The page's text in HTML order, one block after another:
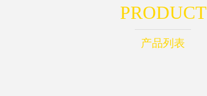
PRODUCT
产品列表